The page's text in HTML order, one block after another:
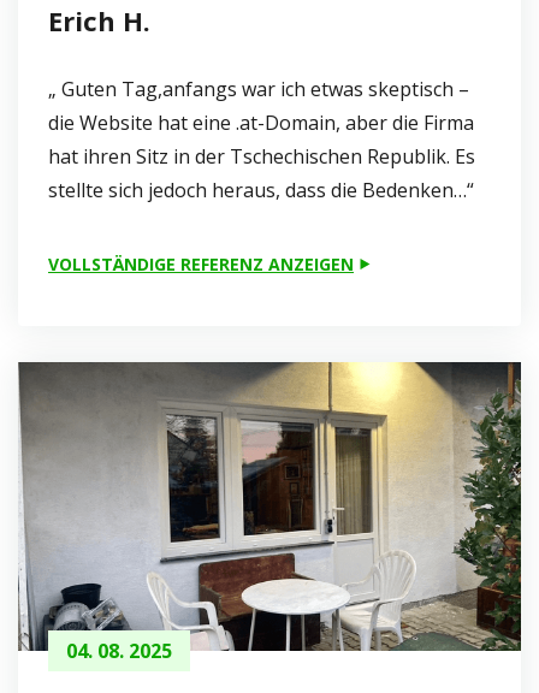
Erich H.
„ Guten Tag,anfangs war ich etwas skeptisch –
die Website hat eine .at-Domain, aber die Firma
hat ihren Sitz in der Tschechischen Republik. Es
stellte sich jedoch heraus, dass die Bedenken…“
VOLLSTÄNDIGE REFERENZ ANZEIGEN
04. 08. 2025